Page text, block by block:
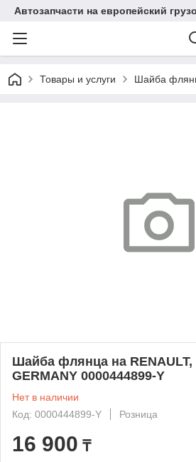
Автозапчасти на европейский
Товары и услуги Шайба
Шайба флянца на RENAULT,
GERMANY 0000444899-Y
Нет в наличии
Код: 0000444899-Y
Розница
16 900 ₸